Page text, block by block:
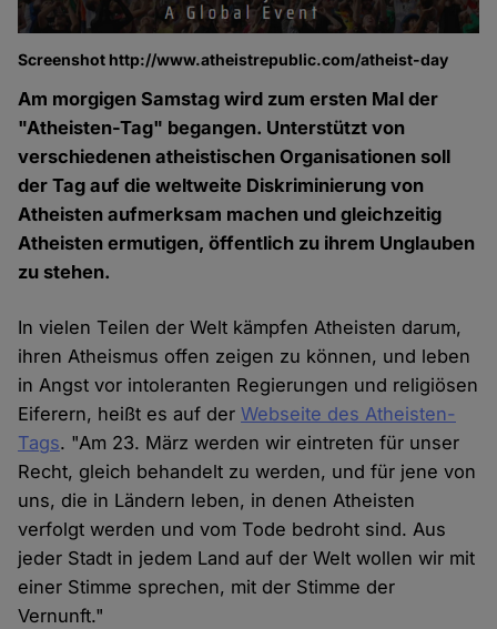
Screenshot http://www.atheistrepublic.com/atheist-day
Am morgigen Samstag wird zum ersten Mal der
"Atheisten-Tag" begangen. Unterstützt von
verschiedenen atheistischen Organisationen soll
der Tag auf die weltweite Diskriminierung von
Atheisten aufmerksam machen und gleichzeitig
Atheisten ermutigen, öffentlich zu ihrem Unglauben
zu stehen.
In vielen Teilen der Welt kämpfen Atheisten darum,
ihren Atheismus offen zeigen zu können, und leben
in Angst vor intoleranten Regierungen und religiösen
Eiferern, heißt es auf derWebseite des Atheisten-
Tags. "Am 23. März werden wir eintreten für unser
Recht, gleich behandelt zu werden, und für jene von
uns, die in Ländern leben, in denen Atheisten
verfolgt werden und vom Tode bedroht sind. Aus
jeder Stadt in jedem Land auf der Welt wollen wir mit
einer Stimme sprechen, mit der Stimme der
Vernunft."